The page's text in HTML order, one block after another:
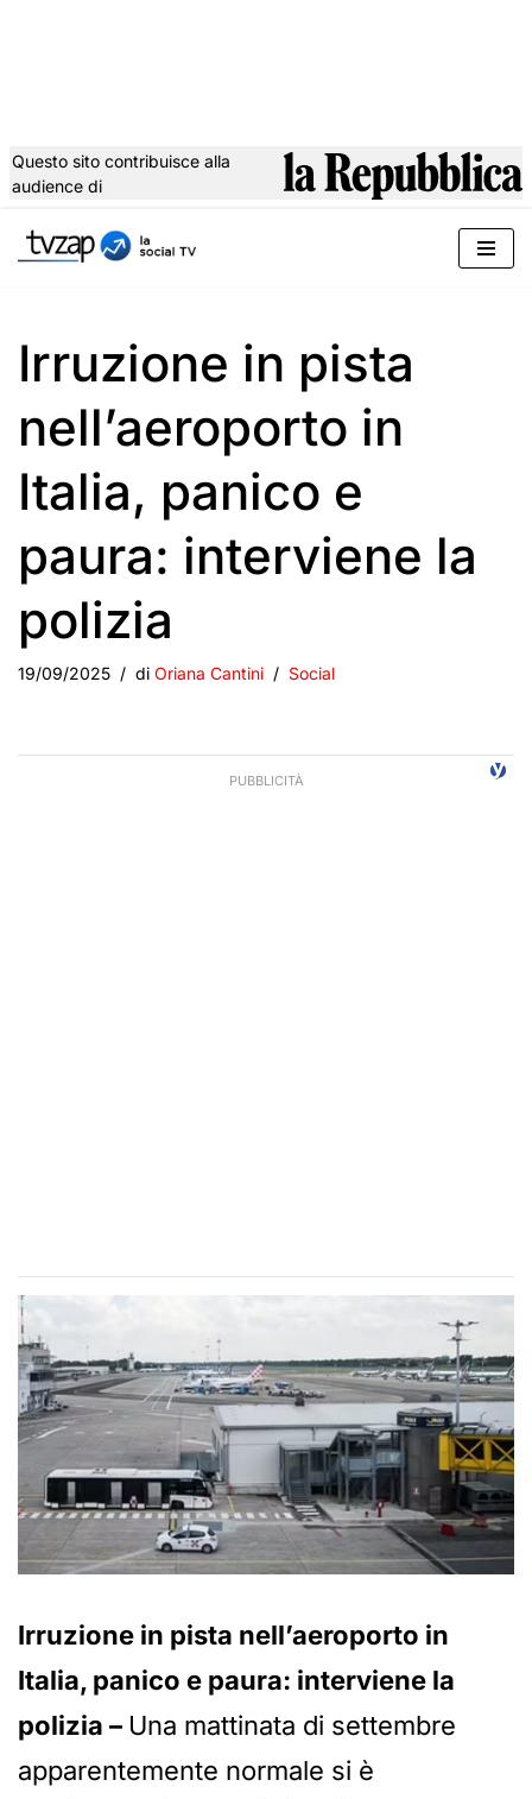
al
Questo sito contribuisce alla
audience di
Irruzione in pista
nell’aeroporto in
Italia, panico e
paura: interviene la
polizia
19/09/2025 di Oriana Cantini Social
Irruzione in pista nell’aeroporto in
Italia, panico e paura: interviene la
polizia – Una mattinata di settembre
apparentemente normale si è